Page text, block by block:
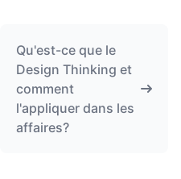
Qu'est-ce que le
Design Thinking et
comment
l'appliquer dans les
affaires?